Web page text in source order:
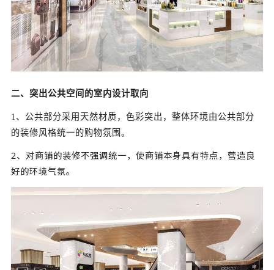
二、突出公共空间的室内设计取向
1、公共部分采用天然材质，色彩突出，整体环境由公共部分
的装修风格统一的购物氛围。
2、对商铺的装修不强调统一，使商铺本身具有特点，营造良
好的环境气氛。